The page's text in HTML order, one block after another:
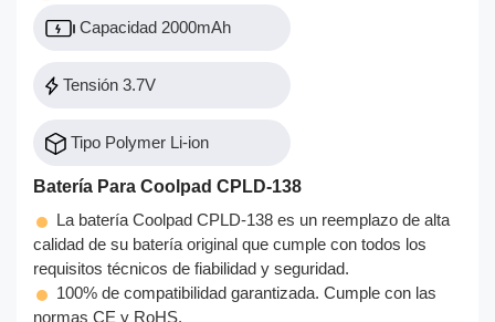
Capacidad 2000mAh
Tensión 3.7V
Tipo Polymer Li-ion
Batería Para Coolpad CPLD-138
La batería Coolpad CPLD-138 es un reemplazo de alta
calidad de su batería original que cumple con todos los
requisitos técnicos de fiabilidad y seguridad.
100% de compatibilidad garantizada. Cumple con las
normas CE y RoHS.